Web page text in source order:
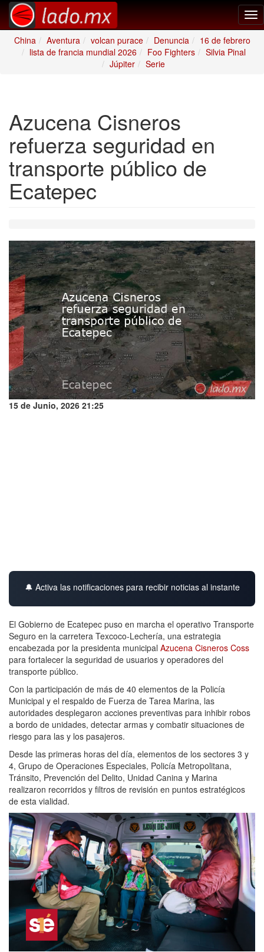
China
Aventura volcan purace Denuncia
16 de febrero
lista de francia mundial 2026
Foo Fighters
Silvia Pinal
Júpiter
Serie
Azucena Cisneros
refuerza seguridad en
transporte público de
Ecatepec
15 de Junio, 2026 21:25
🔔 Activa las notificaciones para recibir noticias al instante
El Gobierno de Ecatepec puso en marcha el operativo Transporte
Seguro en la carretera Texcoco-Lechería, una estrategia
encabezada por la presidenta municipal Azucena Cisneros Coss
para fortalecer la seguridad de usuarios y operadores del
transporte público.
Con la participación de más de 40 elementos de la Policía
Municipal y el respaldo de Fuerza de Tarea Marina, las
autoridades desplegaron acciones preventivas para inhibir robos
a bordo de unidades, detectar armas y combatir situaciones de
riesgo para las y los pasajeros.
Desde las primeras horas del día, elementos de los sectores 3 y
4, Grupo de Operaciones Especiales, Policía Metropolitana,
Tránsito, Prevención del Delito, Unidad Canina y Marina
realizaron recorridos y filtros de revisión en puntos estratégicos
de esta vialidad.